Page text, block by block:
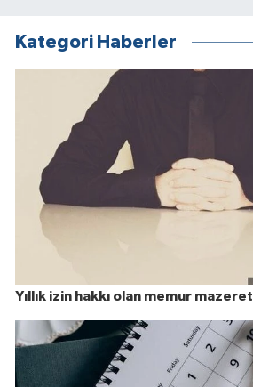
Kategori Haberler
Yıllık izin hakkı olan memur